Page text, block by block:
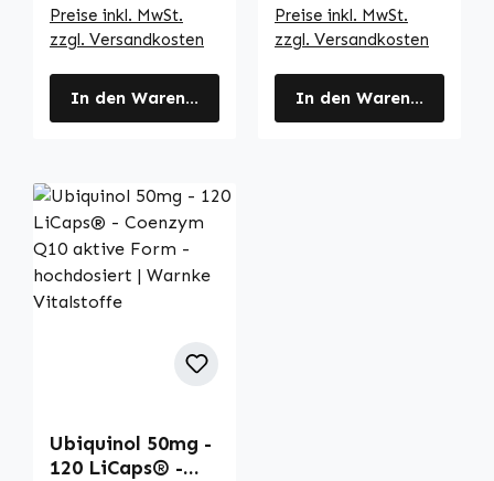
Preise inkl. MwSt.
zzgl. Versandkosten
In den Warenkorb
Preise inkl. MwSt.
zzgl. Versandkosten
In den Warenkorb
Ubiquinol 50mg -
120 LiCaps® -